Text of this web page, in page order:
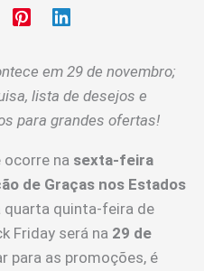
em 29 de novembro;
lista de desejos e
para grandes ofertas!
na sexta-feira
de Graças nos Estados
quarta quinta-feira de
Friday será na 29 de
para as promoções, é